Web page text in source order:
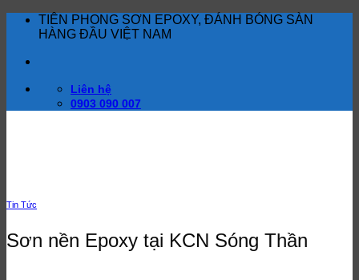
dung
TIÊN PHONG SƠN EPOXY, ĐÁNH BÓNG SÀN
HÀNG ĐẦU VIỆT NAM
Liên hệ
0903 090 007
Tin Tức
Sơn nền Epoxy tại KCN Sóng Thần